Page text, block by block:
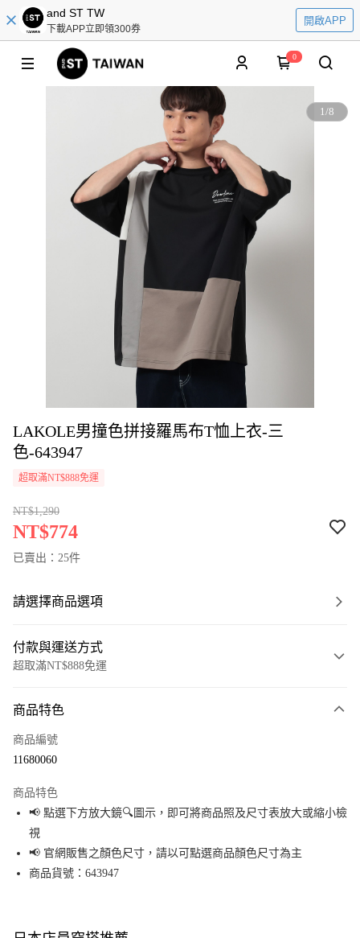
and ST TW
下載APP立即領300券
開啟APP
0
1/8
LAKOLE男撞色拼接羅馬布T恤上衣-三
色-643947
超取滿NT$888免運
NT$1,290
NT$774
已賣出：25件
請選擇商品選項
付款與運送方式
超取滿NT$888免運
信用卡一次付款
Apple Pay
街口支付
悠遊付
全盈+PAY
商品特色
商品編號
11680060
商品特色
📢 點選下方放大鏡🔍圖示，即可將商品照及尺寸表放大或縮小檢
視
📢 官網販售之顏色尺寸，請以可點選商品顏色尺寸為主
商品貨號：643947